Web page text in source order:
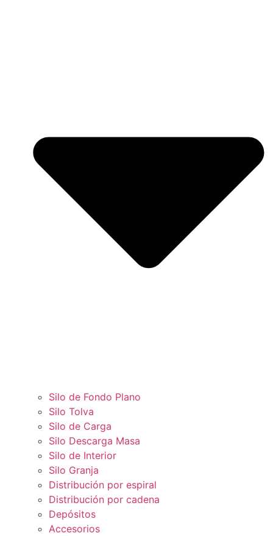
Silo de Fondo Plano
Silo Tolva
Silo de Carga
Silo Descarga Masa
Silo de Interior
Silo Granja
Distribución por espiral
Distribución por cadena
Depósitos
Accesorios